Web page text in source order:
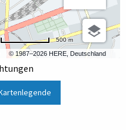
© 1987–2026 HERE, Deutschland
500 m